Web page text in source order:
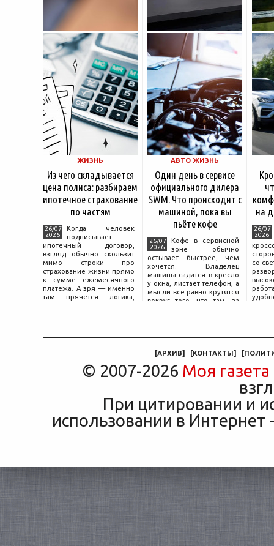
ЖИЗНЬ
Из чего складывается
цена полиса: разбираем
ипотечное страхование
по частям
26/07
2026
Когда человек
подписывает
ипотечный договор,
взгляд обычно скользит
мимо строки про
страхование жизни прямо
к сумме ежемесячного
платежа. А зря — именно
там прячется логика,
АВТО ЖИЗНЬ
Один день в сервисе
официального дилера
SWM. Что происходит с
машиной, пока вы
пьёте кофе
26/07
2026
Кофе в сервисной
зоне обычно
остывает быстрее, чем
хочется. Владелец
машины садится в кресло
у окна, листает телефон, а
мысли всё равно крутятся
вокруг того, что там, за
на
26/07
2026
со
[АРХИВ] [КОНТАКТЫ] [
© 2007-2026 Моя газета
При цитировании и
использовании в Интернет